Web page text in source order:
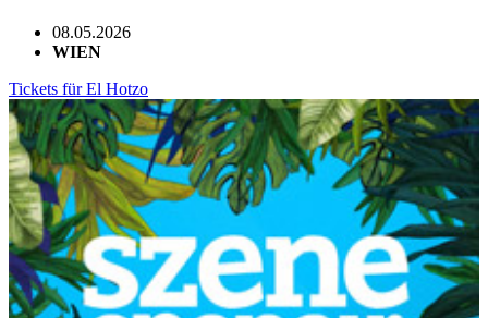
08.05.2026
WIEN
Tickets für El Hotzo